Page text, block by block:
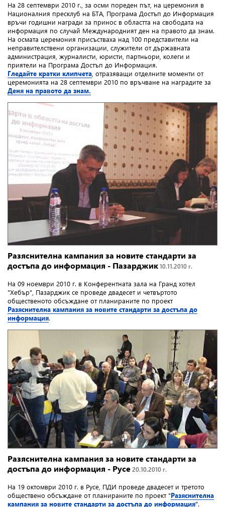
На 28 септември 2010 г., за осми пореден път, на церемония в
Националния пресклуб на БТА, Програма Достъп до Информация
връчи годишни награди за принос в областта на свободата на
информация по случай Международният ден на правото да знам.
На осмата церемония присъстваха над 100 представители на
неправителствени организации, служители от държавната
администрация, журналисти, юристи, партньори, колеги и
приятели на Програма Достъп до Информация.
Гледайте кратки клипчета , отразяващи отделните моменти от
церемонията на 28 септември 2010 по връчване на наградите за
Деня на правото да знам.
Разяснителна кампания за новите стандарти за
достъпа до информация - Пазарджик 10.11.2010 г.
На 09 ноември 2010 г. в Конферентната зала на Гранд хотел
"Хебър", Пазарджик се проведе двадесет и четвъртото
общественото обсъждане от планираните по проект
Разяснителна кампания за новите стандарти за достъпа до
информация.
Разяснителна кампания за новите стандарти за
достъпа до информация - Русе 20.10.2010 г.
На 19 октомври 2010 г. в Русе, ПДИ проведе двадесет и третото
обществено обсъждане от планираните по проект "Разяснителна
кампания за новите стандарти за достъпа до информация".